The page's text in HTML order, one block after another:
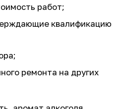
работ;
квалификацию
ремонта на других